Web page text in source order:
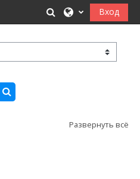
ИзменитьВход
Поиск курса
Развернуть всё